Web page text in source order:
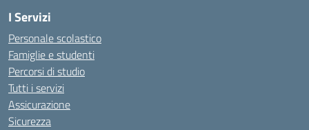
I Servizi
Personale scolastico
Famiglie e studenti
Percorsi di studio
Tutti i servizi
Assicurazione
Sicurezza